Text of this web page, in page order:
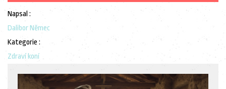
Napsal :
Dalibor Němec
Kategorie :
Zdraví koní